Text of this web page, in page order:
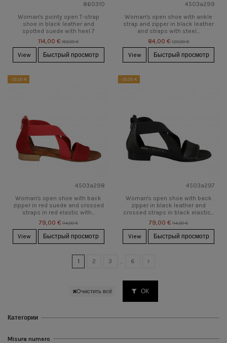
860310
Woman's pointy open T-strap
shoe in black leather and
spotted suede with heel 7
114,00 € 163,00 €
View Быстрый просмотр
4503a299
Woman's open shoe with ankle
strap and zipper in black leather
and straps with steel...
84,00 € 120,00 €
View Быстрый просмотр
-35,00 €
4503a298
Woman's open shoe with back
zipper in red suede and crossed
straps in red elastic with...
79,00 € 114,00 €
View Быстрый просмотр
-35,00 €
4503a297
Woman's open shoe with back
zipper in black leather and
crossed straps in black elastic...
79,00 € 114,00 €
View Быстрый просмотр
1 2 3 … 6
Очистить всё ОК
Категории
Misura numero